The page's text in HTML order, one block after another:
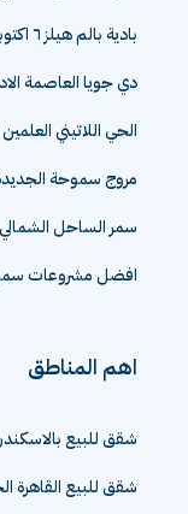
بادية بالم هيلز ٦ اكتوبر
دي جويا العاصمة
الحي اللاتيني
مروج سموحة
سمر الساحل الشمالي
افضل مشروعات
اهم المناطق
شقق للبيع
شقق للبيع القاهرة